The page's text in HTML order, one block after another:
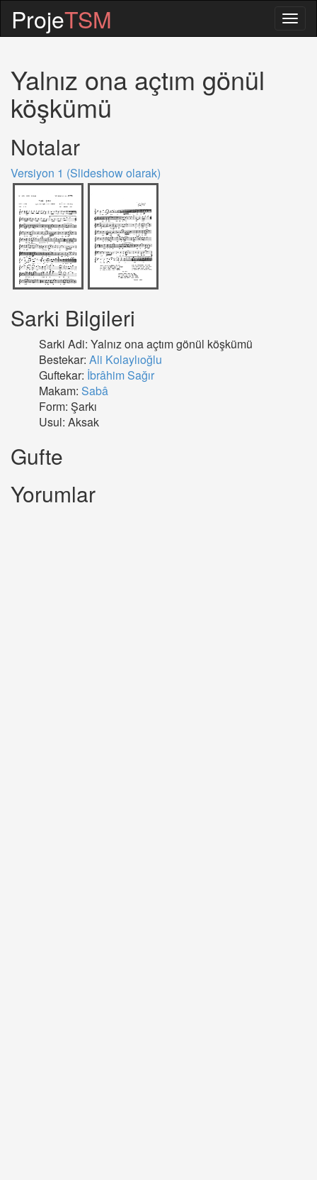
ProjeTSM
Yalnız ona açtım gönül
köşkümü
Notalar
Versiyon 1 (Slideshow olarak)
Sarki Bilgileri
Sarki Adi: Yalnız ona açtım gönül köşkümü
Bestekar: Ali Kolaylıoğlu
Guftekar: İbrâhim Sağır
Makam: Sabâ
Form: Şarkı
Usul: Aksak
Gufte
Yorumlar